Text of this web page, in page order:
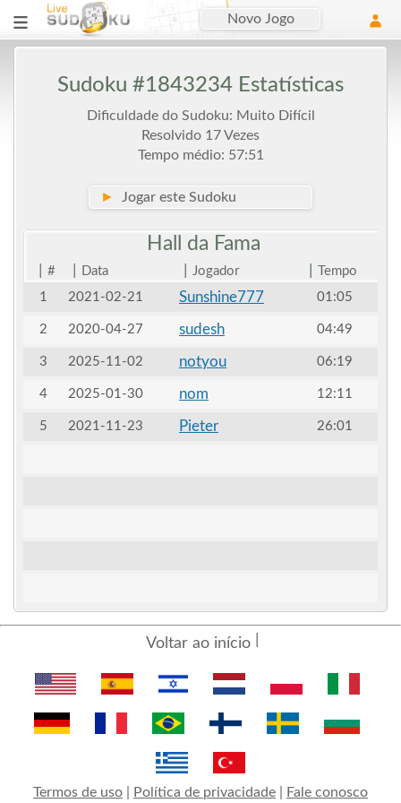
Novo Jogo
Sudoku #1843234 Estatísticas
Dificuldade do Sudoku: Muito Difícil
Resolvido 17 Vezes
Tempo médio: 57:51
► Jogar este Sudoku
Hall da Fama
# Data Jogador
Tempo
1
2021-02-21 Sunshine777 01:05
2 2020-04-27 sudesh 04:49
3 2025-11-02 notyou 06:19
4 2025-01-30 nom 12:11
5 2021-11-23 Pieter 26:01
Voltar ao início
Termos de uso Política de privacidade Fale conosco